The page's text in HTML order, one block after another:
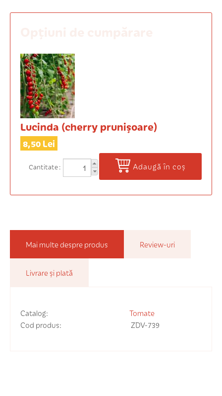
Lucinda (cherry prunișoare)
8,50 Lei
Cantitate Adaugă în coș
Mai multe despre produs Review-uri
Livrare și plată
Catalog:
Tomate
Cod produs:
ZDV-739